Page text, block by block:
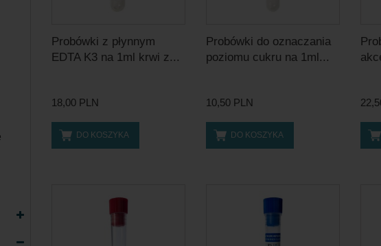
Probówki z płynnym
EDTA K3 na 1ml krwi z...
18,00 PLN
DO KOSZYKA
Probówki do oznaczania
poziomu cukru na 1ml...
10,50 PLN
DO KOSZYKA